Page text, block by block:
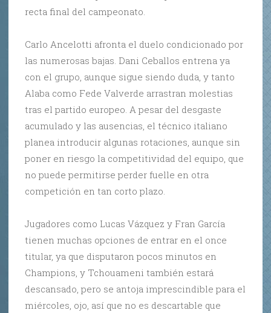
recta final del campeonato.
Carlo Ancelotti afronta el duelo condicionado por
las numerosas bajas. Dani Ceballos entrena ya
con el grupo, aunque sigue siendo duda, y tanto
Alaba como Fede Valverde arrastran molestias
tras el partido europeo. A pesar del desgaste
acumulado y las ausencias, el técnico italiano
planea introducir algunas rotaciones, aunque sin
poner en riesgo la competitividad del equipo, que
no puede permitirse perder fuelle en otra
competición en tan corto plazo.
Jugadores como Lucas Vázquez y Fran García
tienen muchas opciones de entrar en el once
titular, ya que disputaron pocos minutos en
Champions, y Tchouameni también estará
descansado, pero se antoja imprescindible para el
miércoles, ojo, así que no es descartable que